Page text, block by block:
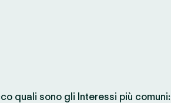
quali sono gli Interessi più comuni: